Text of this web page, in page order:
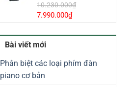
10.230.000₫
Giá
gốc
là:
10.230.000₫.
7.990.000₫Giá
hiện
tại
7.990.000₫.
Bài viết mới
Phân biệt các loại phím đàn
piano cơ bản